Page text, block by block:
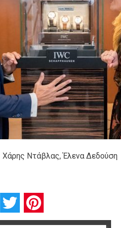
Χάρης Ντάβλας, Έλενα Δεδούση
FacebookTwitter